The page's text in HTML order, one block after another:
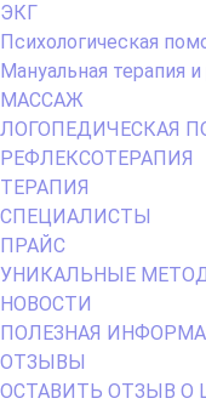
ЭКГ
Психологическая
Мануальная терапия
МАССАЖ
ЛОГОПЕДИЧЕСКАЯ
РЕФЛЕКСОТЕРАПИЯ
ТЕРАПИЯ
СПЕЦИАЛИСТЫ
ПРАЙС
УНИКАЛЬНЫЕ
НОВОСТИ
ПОЛЕЗНАЯ
ОТЗЫВЫ
ОСТАВИТЬ ОТЗЫВ О